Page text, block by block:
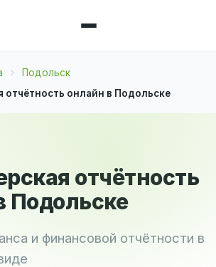
Подольск
отчётность онлайн в Подольске
отчётность
Подольске
и финансовой отчётности в